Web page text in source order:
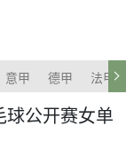
意甲 德甲 法甲
球公开赛女单